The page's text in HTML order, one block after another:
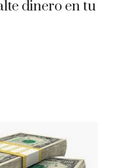
dinero en tu